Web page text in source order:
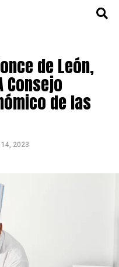
de León,
Consejo
de las
2023